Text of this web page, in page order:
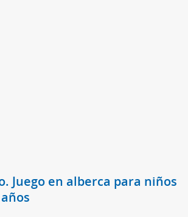
Juego en alberca para niños